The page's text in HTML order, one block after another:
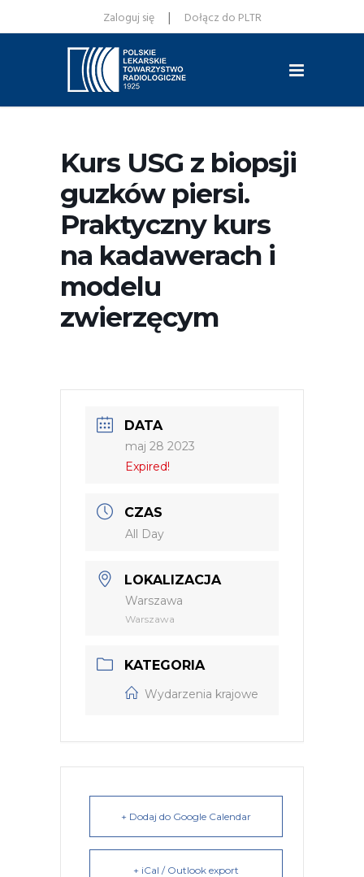
Zaloguj się | Dołącz do PLTR
Kurs USG z biopsji
guzków piersi.
Praktyczny kurs
na kadawerach i
modelu
zwierzęcym
DATA
maj 28 2023
Expired!
CZAS
All Day
LOKALIZACJA
Warszawa
Warszawa
KATEGORIA
Wydarzenia krajowe
+ Dodaj do Google Calendar
+ iCal / Outlook export